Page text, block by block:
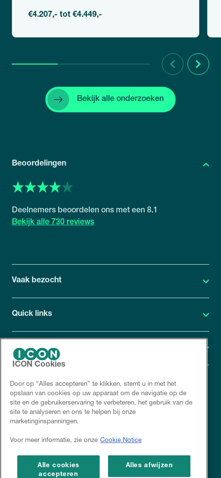
€4.207,- tot €4.449,-
Vorige
Bekijk alle onderzoeken
Beoordelingen
8.1
730 reviews
Vaak bezocht
Quick links
Geneesmiddelenonderzoek
ICON Privacy verklaring
Cookiebeleid
Corporate site
ICON Cookies
Door op “Alles accepteren” te klikken, stemt u in met het
opslaan van cookies op uw apparaat om de navigatie op de
site en de gebruikerservaring te verbeteren, het gebruik van de
site te analyseren en ons te helpen bij onze
marketinginspanningen.
Voor meer informatie, zie onze Cookie Notice
Alle cookies
accepteren
Alles afwijzen